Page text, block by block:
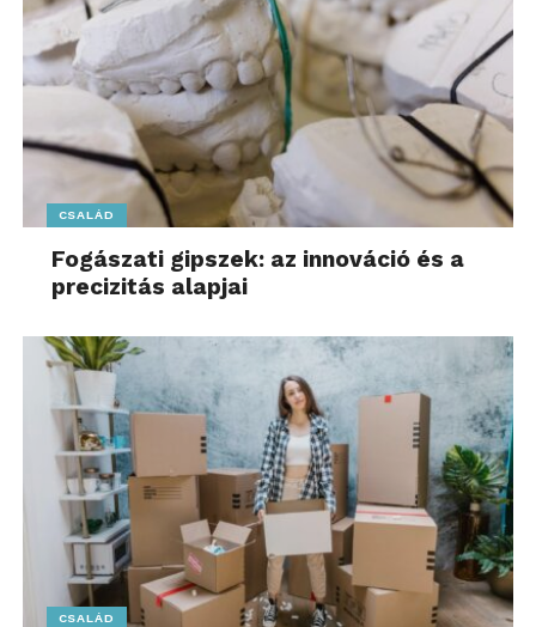
CSALÁD
Fogászati gipszek: az innováció és a
precizitás alapjai
CSALÁD